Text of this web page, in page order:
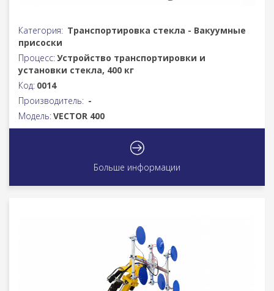
Категория: Транспортировка стекла - Вакуумные
присоски
Процесс:Устройство транспортировки и
установки стекла, 400 кг
Код: 0014
Производитель: -
Модель:VECTOR 400
Больше информации